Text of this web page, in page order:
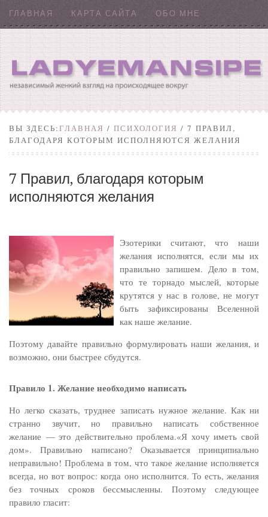
ГЛАВНАЯ КАРТА САЙТА ОБО МНЕ
ВЫ ЗДЕСЬ:ГЛАВНАЯ / ПСИХОЛОГИЯ / 7 ПРАВИЛ,
БЛАГОДАРЯ КОТОРЫМ ИСПОЛНЯЮТСЯ ЖЕЛАНИЯ
7 Правил, благодаря которым
исполняются желания
Эзотерики считают, что наши
желания исполнятся, если мы их
правильно запишем. Дело в том,
что те торнадо мыслей, которые
крутятся у нас в голове, не могут
быть зафиксированы Вселенной
как наше желание.
Поэтому давайте правильно формулировать наши желания, и
возможно, они быстрее сбудутся.
Правило 1. Желание необходимо написать
Но легко сказать, труднее записать нужное желание. Как ни
странно звучит, но правильно написать собственное
желание — это действительно проблема.«Я хочу иметь свой
дом». Правильно написано? Оказывается принципиально
неправильно! Проблема в том, что такое желание исполняется
всегда, но вот вопрос: когда оно исполнится. То есть, желания
без точных сроков бессмысленны. Поэтому следующее
правило гласит: